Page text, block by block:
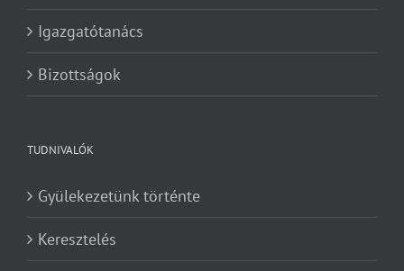
Igazgatótanács
Bizottságok
TUDNIVALÓK
Gyülekezetünk történte
Keresztelés